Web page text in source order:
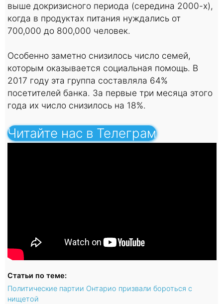
выше докризисного периода (середина 2000-х),
когда в продуктах питания нуждались от
700,000 до 800,000 человек.
Особенно заметно снизилось число семей,
которым оказывается социальная помощь. В
2017 году эта группа составляла 64%
посетителей банка. За первые три месяца этого
года их число снизилось на 18%.
Читайте нас в Телеграм
Статьи по теме:
Политические партии Онтарио призвали бороться с
нищетой